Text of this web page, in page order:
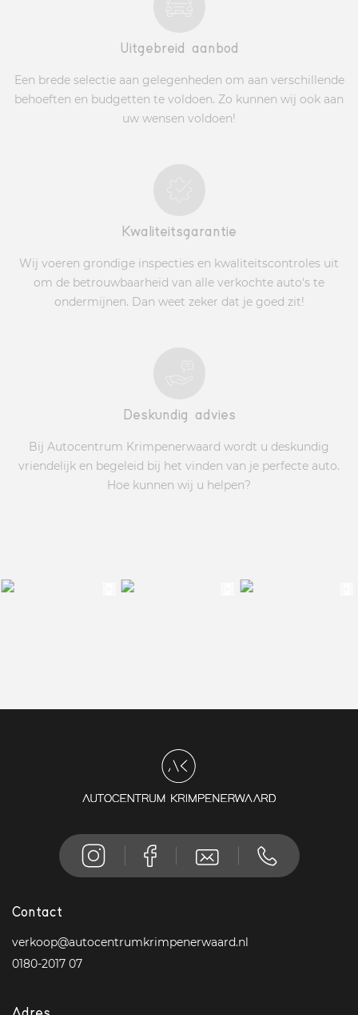
Uitgebreid aanbod
Een brede selectie aan gelegenheden om aan verschillende
behoeften en budgetten te voldoen. Zo kunnen wij ook aan
uw wensen voldoen!
Kwaliteitsgarantie
Wij voeren grondige inspecties en kwaliteitscontroles uit
om de betrouwbaarheid van alle verkochte auto's te
ondermijnen. Dan weet zeker dat je goed zit!
Deskundig advies
Bij Autocentrum Krimpenerwaard wordt u deskundig
vriendelijk en begeleid bij het vinden van je perfecte auto.
Hoe kunnen wij u helpen?
Contact
verkoop@autocentrumkrimpenerwaard.nl
0180-2017 07